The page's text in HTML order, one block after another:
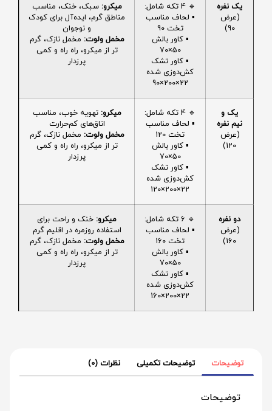
یک نفره
(عرض
90)
🔹 4 تکه شامل:
▪️ لحاف مناسب
تخت 90
▪️ کاور بالش
50×70
▪️ کاور تشک
کش‌دوزی شده
22×200×90
میکرو: سبک، خنک، مناسب
مناطق گرم، ایده‌آل برای کودک
و نوجوان
مخمل ولوت: مخمل نازک، گرم
تر از میکرو، راه راه و کمی
پرزدار
یک و
نیم نفره
(عرض
120)
🔹 4 تکه شامل:
▪️ لحاف مناسب
تخت 120
▪️ کاور بالش
50×70
▪️ کاور تشک
کش‌دوزی شده
22×200×120
میکرو: تهویه خوب، مناسب
اتاق‌های کم‌حرارت
مخمل ولوت: مخمل نازک، گرم
تر از میکرو، راه راه و کمی
پرزدار
دو نفره
(عرض
160)
🔹 6 تکه شامل:
▪️ لحاف مناسب
تخت 160
▪️ کاور بالش
50×70
▪️ کاور تشک
کش‌دوزی شده
22×200×160
میکرو: خنک و راحت برای
استفاده روزمره در اقلیم گرم
مخمل ولوت: مخمل نازک، گرم
تر از میکرو، راه راه و کمی
پرزدار
توضیحات توضیحات تکمیلی نظرات (0)
توضیحات